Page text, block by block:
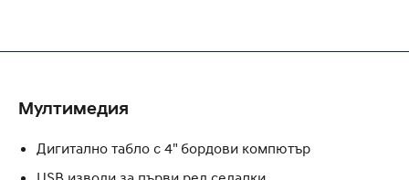
Мултимедия
Дигитално табло с 4" бордови компютър